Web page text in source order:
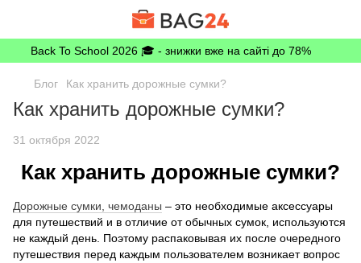
Back To School 2026 🎓 - знижки вже на сайті до 78%
Блог Как хранить дорожные сумки?
Как хранить дорожные сумки?
31 октября 2022
Как хранить дорожные сумки?
Дорожные сумки, чемоданы – это необходимые аксессуары
для путешествий и в отличие от обычных сумок, используются
не каждый день. Поэтому распаковывая их после очередного
путешествия перед каждым пользователем возникает вопрос